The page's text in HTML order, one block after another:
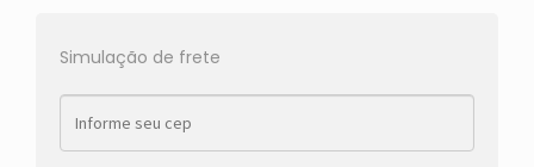
Simulação de frete